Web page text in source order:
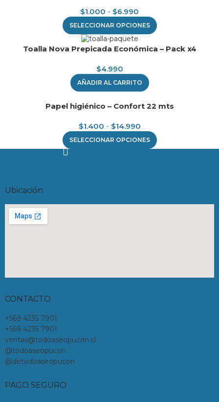
$1.000 - $6.990
SELECCIONAR OPCIONES
Toalla Nova Prepicada Económica – Pack x4
$4.990
AÑADIR AL CARRITO
Papel higiénico – Confort 22 mts
$1.400 - $14.990
SELECCIONAR OPCIONES
Ubicación
CONTACTO
+569 4235 7901
+569 4235 7901
ventas@todoaseopucon.cl
@todoaseopucon
@detodoaseopucon
PAGO SEGURO